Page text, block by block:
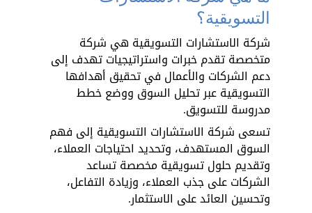
التسويقية؟
شركة الاستشارات التسويقية هي شركة
متخصصة تقدم خبرات واستراتيجيات تهدف إلى
دعم الشركات والأعمال في تحقيق أهدافها
التسويقية عبر تحليل السوق ووضع خطط
مدروسة للتسويق.
تسعى شركة الاستشارات التسويقية إلى فهم
السوق المستهدف، وتحديد احتياجات العملاء،
وتقديم حلول تسويقية مخصصة تساعد
الشركات على جذب العملاء، وزيادة التفاعل،
وتحسين العائد على الاستثمار.